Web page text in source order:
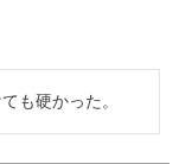
も硬かった。